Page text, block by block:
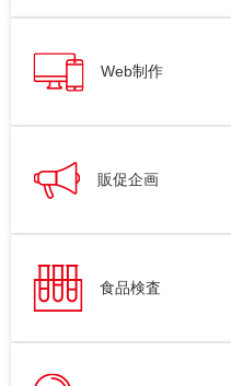
Web制作
販促企画
食品検査